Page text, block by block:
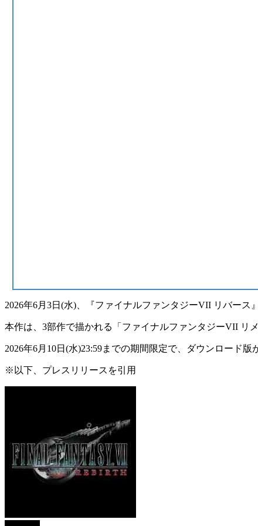
2026年6月3日(水)、 『ファイナルファンタジーVII リバース
本作は、3部作で描かれる「ファイナルファンタジーVII リ
2026年6月10日(水)23:59までの期間限定で、ダウンロード版
※以下、プレスリリースを引用